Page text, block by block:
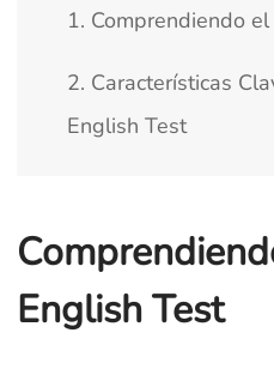
1. Comprendiendo
2. Características
English Test
English Test